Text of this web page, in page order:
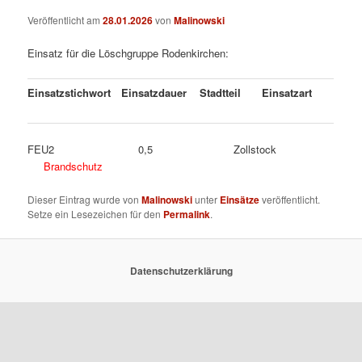
Veröffentlicht am28.01.2026vonMalinowski
Einsatz für die Löschgruppe Rodenkirchen:
Einsatzstichwort Einsatzdauer Stadtteil Einsatzart
FEU2 0,5 Zollstock
Brandschutz
Dieser Eintrag wurde vonMalinowskiunter Einsätzeveröffentlicht.
Setze ein Lesezeichen für den Permalink.
Datenschutzerklärung